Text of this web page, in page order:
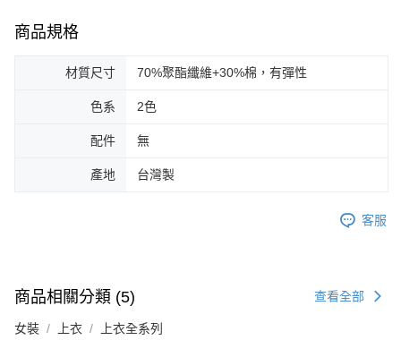
商品規格
材質尺寸 70%聚酯纖維+30%棉，有彈性
色系 2色
配件 無
產地 台灣製
客服
商品相關分類 (5) 查看全部
女裝 上衣 上衣全系列